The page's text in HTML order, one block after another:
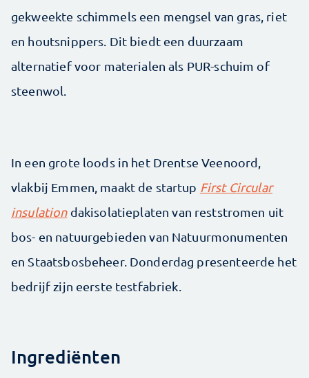
gekweekte schimmels een mengsel van gras, riet
en houtsnippers. Dit biedt een duurzaam
alternatief voor materialen als PUR-schuim of
steenwol.
In een grote loods in het Drentse Veenoord,
vlakbij Emmen, maakt de startup First Circular
insulationdakisolatieplaten van reststromen uit
bos- en natuurgebieden van Natuurmonumenten
en Staatsbosbeheer. Donderdag presenteerde het
bedrijf zijn eerste testfabriek.
Ingrediënten